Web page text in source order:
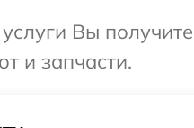
Вы
и запчасти.